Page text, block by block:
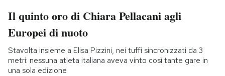
Il quinto oro di Chiara Pellacani agli
Europei di nuoto
Stavolta insieme a Elisa Pizzini, nei tuffi sincronizzati da 3
metri: nessuna atleta italiana aveva vinto così tante gare in
una sola edizione